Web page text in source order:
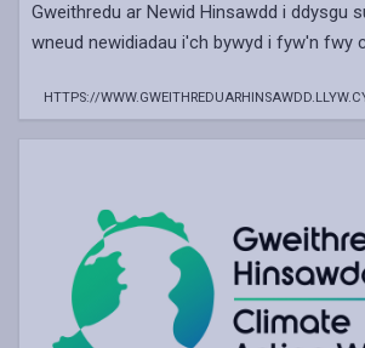
Gweithredu ar Newid Hinsawdd i ddysgu
wneud newidiadau i'ch bywyd i fyw'n fwy
HTTPS://